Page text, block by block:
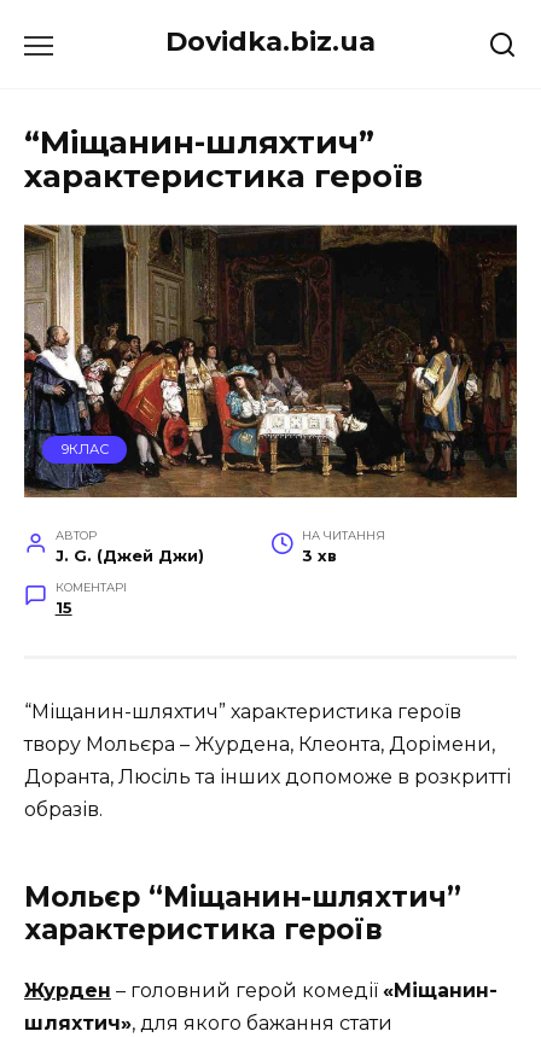
до
Dovidka.biz.ua
“Міщанин-шляхтич”
характеристика героїв
9КЛАС
АВТОР
J. G. (Джей Джи)
НА ЧИТАННЯ
3 хв
КОМЕНТАРІ
15
“Міщанин-шляхтич” характеристика героїв
твору Мольєра – Журдена, Клеонта, Дорімени,
Доранта, Люсіль та інших допоможе в розкритті
образів.
Мольєр “Міщанин-шляхтич”
характеристика героїв
Журден – головний герой комедії «Міщанин-
шляхтич», для якого бажання стати